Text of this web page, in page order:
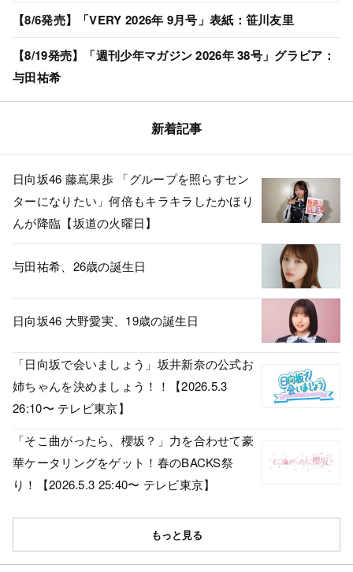
【8/6発売】「VERY 2026年 9月号」表紙：笹川友里
【8/19発売】「週刊少年マガジン 2026年 38号」グラビア：
与田祐希
新着記事
日向坂46 藤嶌果歩 「グループを照らすセン
ターになりたい」何倍もキラキラしたかほり
んが降臨【坂道の火曜日】
与田祐希、26歳の誕生日
日向坂46 大野愛実、19歳の誕生日
「日向坂で会いましょう」坂井新奈の公式お
姉ちゃんを決めましょう！！【2026.5.3
26:10〜 テレビ東京】
「そこ曲がったら、櫻坂？」力を合わせて豪
華ケータリングをゲット！春のBACKS祭
り！【2026.5.3 25:40〜 テレビ東京】
もっと見る